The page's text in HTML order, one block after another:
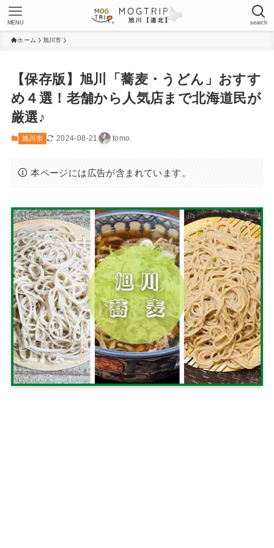
search
MENU
ホーム 旭川市
【保存版】旭川「蕎麦・うどん」おすす
め４選！老舗から人気店まで北海道民が
厳選♪
旭川市 2024-08-21 tomo.
本ページには広告が含まれています。